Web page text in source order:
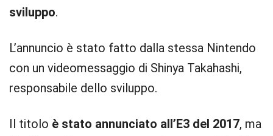
sviluppo.
L’annuncio è stato fatto dalla stessa Nintendo
con un videomessaggio di Shinya Takahashi,
responsabile dello sviluppo.
Il titolo è stato annunciato all’E3 del 2017, ma